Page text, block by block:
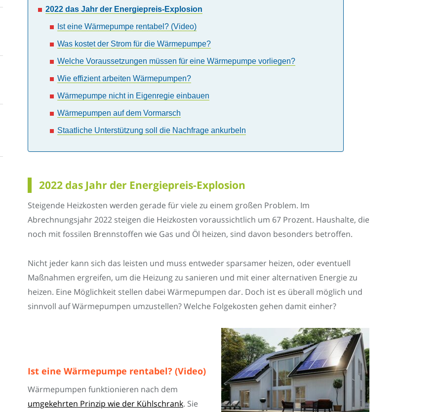
2022 das Jahr der Energiepreis-Explosion
Ist eine Wärmepumpe rentabel? (Video)
Was kostet der Strom für die Wärmepumpe?
Welche Voraussetzungen müssen für eine Wärmepumpe vorliegen?
Wie effizient arbeiten Wärmepumpen?
Wärmepumpe nicht in Eigenregie einbauen
Wärmepumpen auf dem Vormarsch
Staatliche Unterstützung soll die Nachfrage ankurbeln
2022 das Jahr der Energiepreis-Explosion
Steigende Heizkosten werden gerade für viele zu einem großen Problem. Im
Abrechnungsjahr 2022 steigen die Heizkosten voraussichtlich um 67 Prozent. Haushalte, die
noch mit fossilen Brennstoffen wie Gas und Öl heizen, sind davon besonders betroffen.
Nicht jeder kann sich das leisten und muss entweder sparsamer heizen, oder eventuell
Maßnahmen ergreifen, um die Heizung zu sanieren und mit einer alternativen Energie zu
heizen. Eine Möglichkeit stellen dabei Wärmepumpen dar. Doch ist es überall möglich und
sinnvoll auf Wärmepumpen umzustellen? Welche Folgekosten gehen damit einher?
Ist eine Wärmepumpe rentabel? (Video)
Wärmepumpen funktionieren nach dem
umgekehrten Prinzip wie der Kühlschrank. Sie